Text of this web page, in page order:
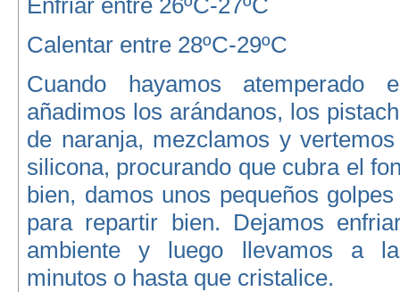
Calentar entre 28ºC-29ºC
Cuando hayamos atemperado
añadimos los arándanos, los
de naranja, mezclamos y
silicona, procurando que cubra el
bien, damos unos pequeños
para repartir bien. Dejamos
ambiente y luego llevamos a
minutos o hasta que cristalice.